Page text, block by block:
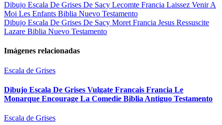
Dibujo Escala De Grises De Sacy Lecomte Francia Laissez Venir A
Moi Les Enfants Biblia Nuevo Testamento
Dibujo Escala De Grises De Sacy Moret Francia Jesus Ressuscite
Lazare Biblia Nuevo Testamento
Imágenes relacionadas
Escala de Grises
Dibujo Escala De Grises Vulgate Francais Francia Le
Monarque Encourage La Comedie Biblia Antiguo Testamento
Escala de Grises